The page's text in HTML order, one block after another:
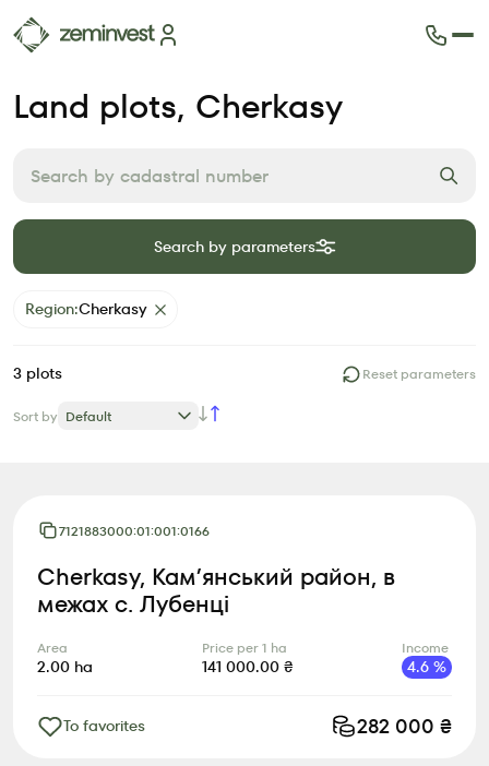
Plots
Map of plots
Blog
FAQ
Contacts
Land plots, Cherkasy
Search by parameters
Region:Cherkasy
3 plots Reset parameters
Sort by Default
7121883000:01:001:0166
Cherkasy, Камʼянський район, в
межах с. Лубенці
Area
2.00 ha
Price per 1 ha
141 000.00₴
Income
4.6 %
To favorites 282 000 ₴